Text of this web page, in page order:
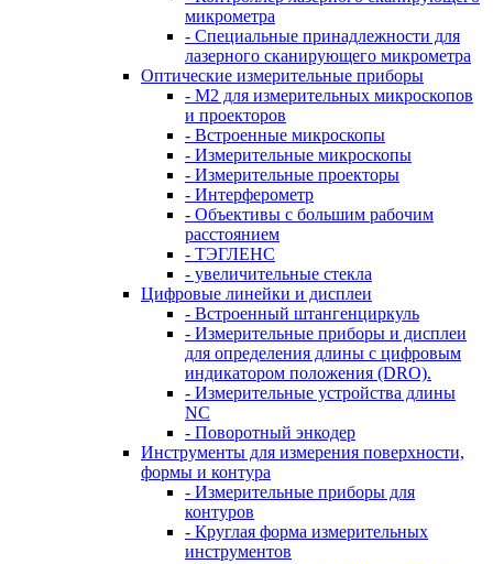
микрометра
- Специальные принадлежности для
лазерного сканирующего микрометра
Оптические измерительные приборы
- M2 для измерительных микроскопов
и проекторов
- Встроенные микроскопы
- Измерительные микроскопы
- Измерительные проекторы
- Интерферометр
- Объективы с большим рабочим
расстоянием
- ТЭГЛЕНС
- увеличительные стекла
Цифровые линейки и дисплеи
- Встроенный штангенциркуль
- Измерительные приборы и дисплеи
для определения длины с цифровым
индикатором положения (DRO).
- Измерительные устройства длины
NC
- Поворотный энкодер
Инструменты для измерения поверхности,
формы и контура
- Измерительные приборы для
контуров
- Круглая форма измерительных
инструментов